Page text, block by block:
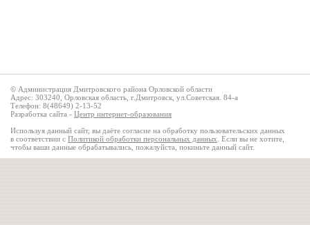
© Администрация Дмитровского района Орловской области
Адрес: 303240, Орловская область, г.Дмитровск, ул.Советская. 84-а
Телефон: 8(48649) 2-13-52
Разработка сайта - Центр интернет-образования
Используя данный сайт, вы даёте согласие на обработку пользовательских данных
в соответствии с Политикой обработки персональных данных . Если вы не хотите,
чтобы ваши данные обрабатывались, пожалуйста, покиньте данный сайт.